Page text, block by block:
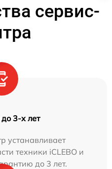
сервис-
3-х лет
устанавливает
техники iCLEBO и
до 3 лет.